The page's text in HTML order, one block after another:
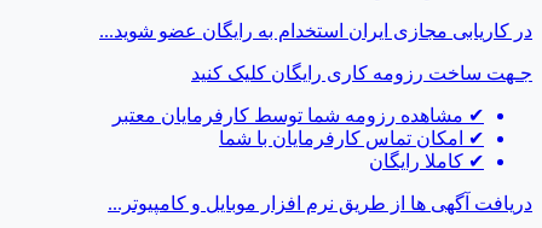
در کاریابی مجازی ایران استخدام به رایگان عضو شوید...
جـهت ساخت رزومه کاری رایگان کلیک کنید
✔ مشاهده رزومه شما توسط کارفرمایان معتبر
✔
امکان تماس کارفرمایان با شما
✔ کاملا رایگان
دریافت آگهی ها از طریق نرم افزار موبایل و کامپیوتر...